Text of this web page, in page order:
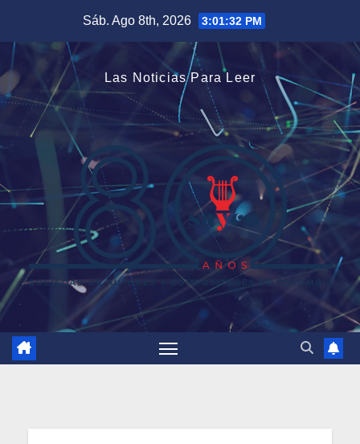
contenido
Sáb. Ago 8th, 2026 3:01:33 PM
Las Noticias Para Leer